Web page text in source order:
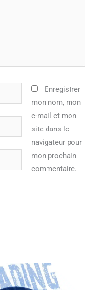
Enregistrer
mon nom, mon
e-mail et mon
site dans le
navigateur pour
mon prochain
commentaire.